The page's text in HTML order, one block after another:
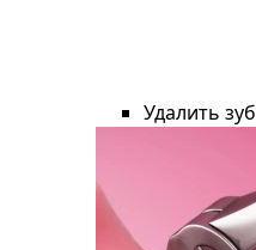
Удалить зуб